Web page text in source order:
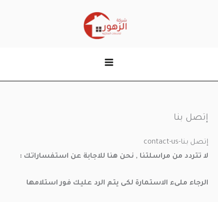
إتصل بنا
إتصل بنا-contact-us
لا تتردد من مراسلتنا , نحن هنا للاجابة عن استفساراتك :
الرجاء ملىء الاستمارة لكى يتم الرد عليك فور استلامها